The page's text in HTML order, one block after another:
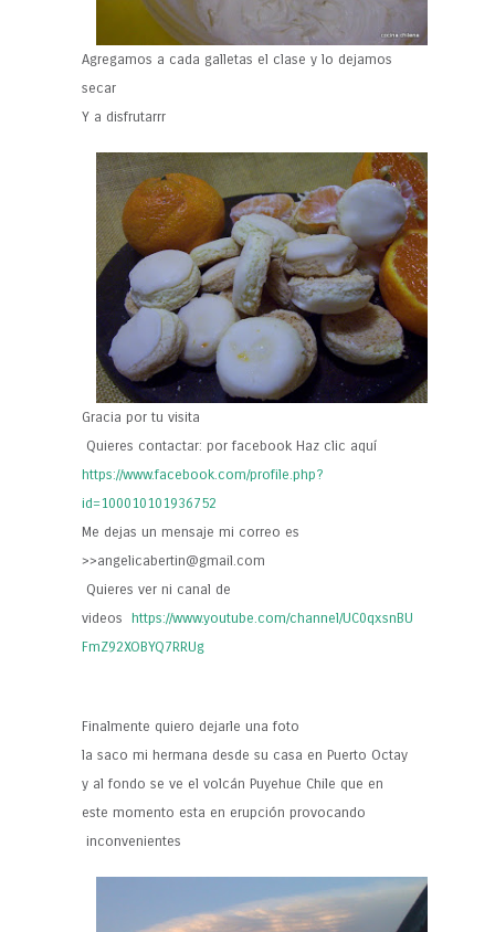
Agregamos a cada galletas el clase y lo dejamos
secar
Y a disfrutarrr
Gracia por tu visita
Quieres contactar: por facebook Haz clic aquí
https://www.facebook.com/profile.php?
id=100010101936752
Me dejas un mensaje mi correo es
>>angelicabertin@gmail.com
Quieres ver ni canal de
videos https://www.youtube.com/channel/UC0qxsnBU
FmZ92XOBYQ7RRUg
Finalmente quiero dejarle una foto
la saco mi hermana desde su casa en Puerto Octay
y al fondo se ve el volcán Puyehue Chile que en
este momento esta en erupción provocando
inconvenientes